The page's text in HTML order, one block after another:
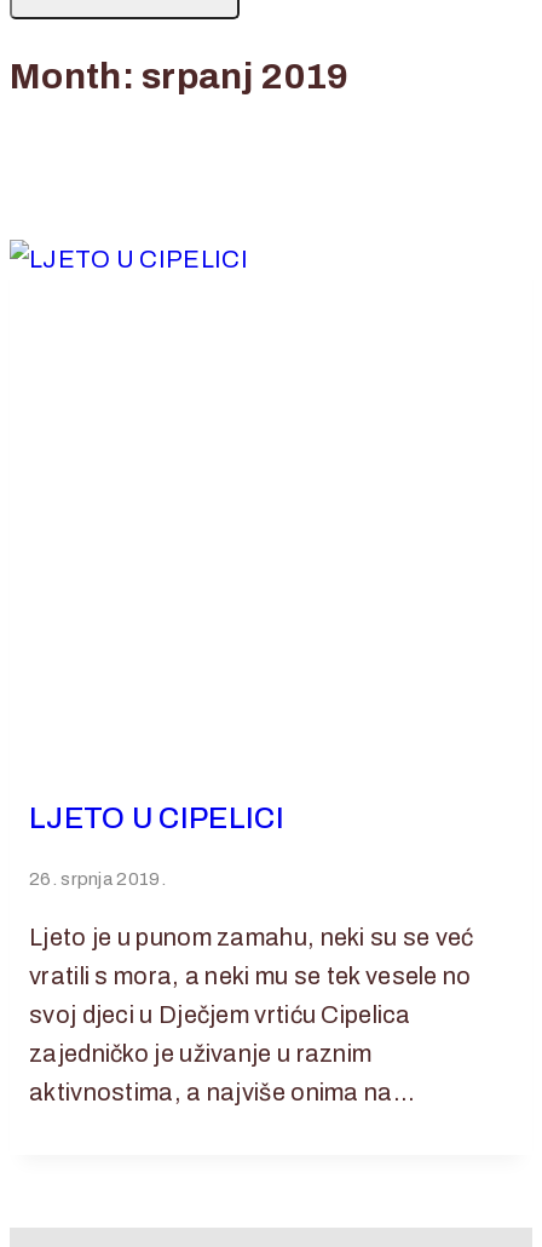
Month: srpanj 2019
LJETO U CIPELICI
26. srpnja 2019.
Ljeto je u punom zamahu, neki su se već
vratili s mora, a neki mu se tek vesele no
svoj djeci u Dječjem vrtiću Cipelica
zajedničko je uživanje u raznim
aktivnostima, a najviše onima na…